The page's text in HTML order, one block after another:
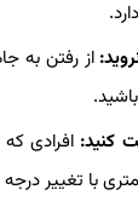
از رفتن به
کنید:
با تغییر